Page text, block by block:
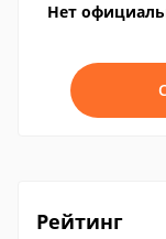
Нет
Рейтинг